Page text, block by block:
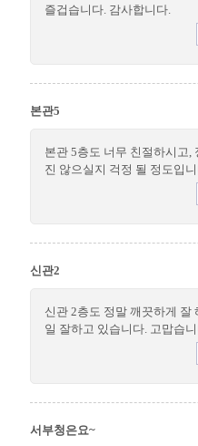
즐겁습니다. 감사합니다.
본관5
본관 5층도 너무 친절하시고,
진 않으실지 걱정 될 정도입
신관2
신관 2층도 정말 깨끗하게 잘
일 잘하고 있습니다. 고맙습
서부청은요~